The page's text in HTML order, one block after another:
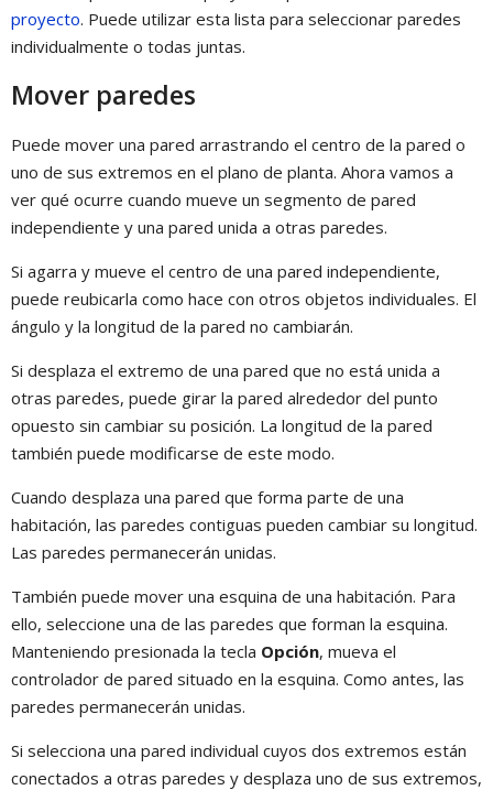
proyecto. Puede utilizar esta lista para seleccionar paredes
individualmente o todas juntas.
Mover paredes
Puede mover una pared arrastrando el centro de la pared o
uno de sus extremos en el plano de planta. Ahora vamos a
ver qué ocurre cuando mueve un segmento de pared
independiente y una pared unida a otras paredes.
Si agarra y mueve el centro de una pared independiente,
puede reubicarla como hace con otros objetos individuales. El
ángulo y la longitud de la pared no cambiarán.
Si desplaza el extremo de una pared que no está unida a
otras paredes, puede girar la pared alrededor del punto
opuesto sin cambiar su posición. La longitud de la pared
también puede modificarse de este modo.
Cuando desplaza una pared que forma parte de una
habitación, las paredes contiguas pueden cambiar su longitud.
Las paredes permanecerán unidas.
También puede mover una esquina de una habitación. Para
ello, seleccione una de las paredes que forman la esquina.
Manteniendo presionada la tecla Opción, mueva el
controlador de pared situado en la esquina. Como antes, las
paredes permanecerán unidas.
Si selecciona una pared individual cuyos dos extremos están
conectados a otras paredes y desplaza uno de sus extremos,